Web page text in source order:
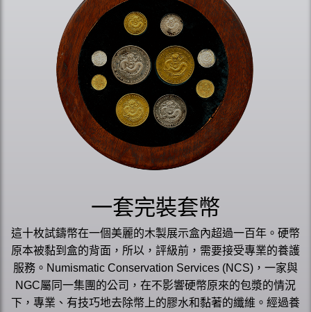
一套完裝套幣
這十枚試鑄幣在一個美麗的木製展示盒內超過一百年。硬幣
原本被黏到盒的背面，所以，評級前，需要接受專業的養護
服務。Numismatic Conservation Services (NCS)，一家與
NGC屬同一集團的公司，在不影響硬幣原來的包漿的情況
下，專業、有技巧地去除幣上的膠水和黏著的纖維。經過養